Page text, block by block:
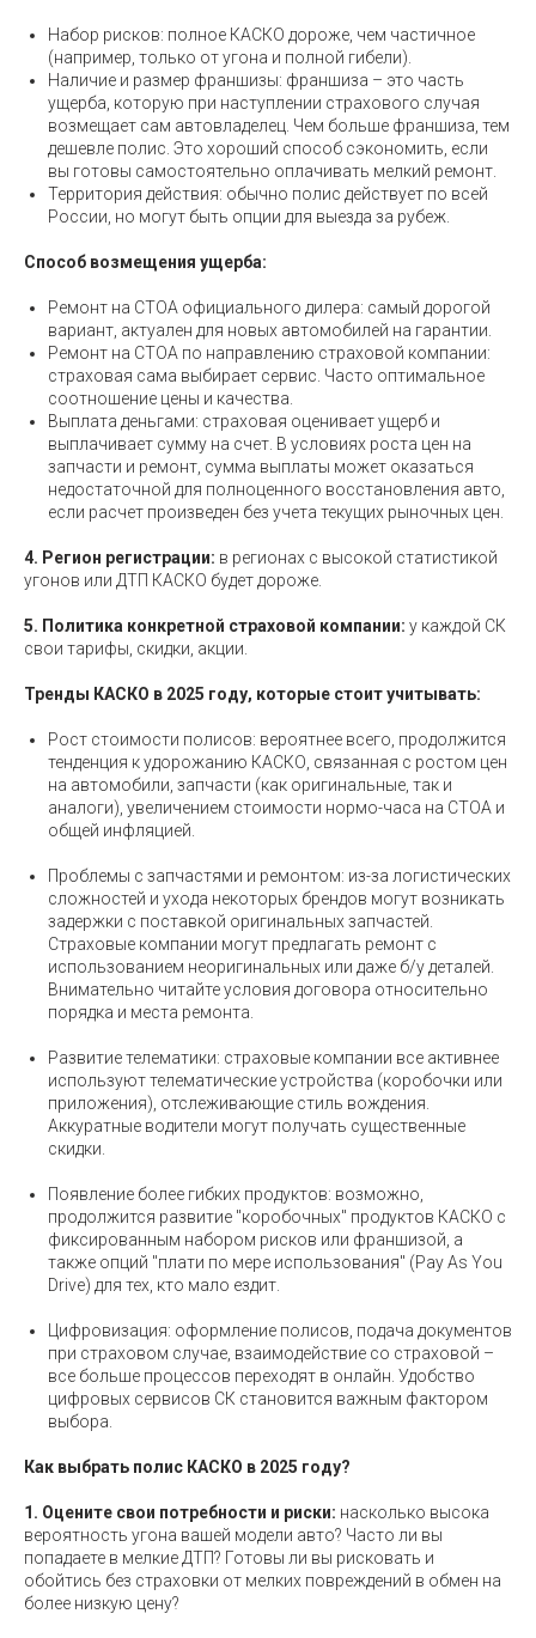
Набор рисков: полное КАСКО дороже, чем частичное
(например, только от угона и полной гибели).
Наличие и размер франшизы: франшиза – это часть
ущерба, которую при наступлении страхового случая
возмещает сам автовладелец. Чем больше франшиза, тем
дешевле полис. Это хороший способ сэкономить, если
вы готовы самостоятельно оплачивать мелкий ремонт.
Территория действия: обычно полис действует по всей
России, но могут быть опции для выезда за рубеж.
Способ возмещения ущерба:
Ремонт на СТОА официального дилера: самый дорогой
вариант, актуален для новых автомобилей на гарантии.
Ремонт на СТОА по направлению страховой компании:
страховая сама выбирает сервис. Часто оптимальное
соотношение цены и качества.
Выплата деньгами: страховая оценивает ущерб и
выплачивает сумму на счет. В условиях роста цен на
запчасти и ремонт, сумма выплаты может оказаться
недостаточной для полноценного восстановления авто,
если расчет произведен без учета текущих рыночных цен.
4. Регион регистрации: в регионах с высокой статистикой
угонов или ДТП КАСКО будет дороже.
5. Политика конкретной страховой компании: у каждой СК
свои тарифы, скидки, акции.
Тренды КАСКО в 2025 году, которые стоит учитывать:
Рост стоимости полисов: вероятнее всего, продолжится
тенденция к удорожанию КАСКО, связанная с ростом цен
на автомобили, запчасти (как оригинальные, так и
аналоги), увеличением стоимости нормо-часа на СТОА и
общей инфляцией.
Проблемы с запчастями и ремонтом: из-за логистических
сложностей и ухода некоторых брендов могут возникать
задержки с поставкой оригинальных запчастей.
Страховые компании могут предлагать ремонт с
использованием неоригинальных или даже б/у деталей.
Внимательно читайте условия договора относительно
порядка и места ремонта.
Развитие телематики: страховые компании все активнее
используют телематические устройства (коробочки или
приложения), отслеживающие стиль вождения.
Аккуратные водители могут получать существенные
скидки.
Появление более гибких продуктов: возможно,
продолжится развитие "коробочных" продуктов КАСКО с
фиксированным набором рисков или франшизой, а
также опций "плати по мере использования" (Pay As You
Drive) для тех, кто мало ездит.
Цифровизация: оформление полисов, подача документов
при страховом случае, взаимодействие со страховой –
все больше процессов переходят в онлайн. Удобство
цифровых сервисов СК становится важным фактором
выбора.
Как выбрать полис КАСКО в 2025 году?
1. Оцените свои потребности и риски: насколько высока
вероятность угона вашей модели авто? Часто ли вы
попадаете в мелкие ДТП? Готовы ли вы рисковать и
обойтись без страховки от мелких повреждений в обмен на
более низкую цену?